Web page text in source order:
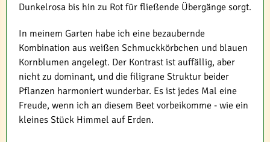
Dunkelrosa bis hin zu Rot für fließende Übergänge sorgt.
In meinem Garten habe ich eine bezaubernde
Kombination aus weißen Schmuckkörbchen und blauen
Kornblumen angelegt. Der Kontrast ist auffällig, aber
nicht zu dominant, und die filigrane Struktur beider
Pflanzen harmoniert wunderbar. Es ist jedes Mal eine
Freude, wenn ich an diesem Beet vorbeikomme - wie ein
kleines Stück Himmel auf Erden.